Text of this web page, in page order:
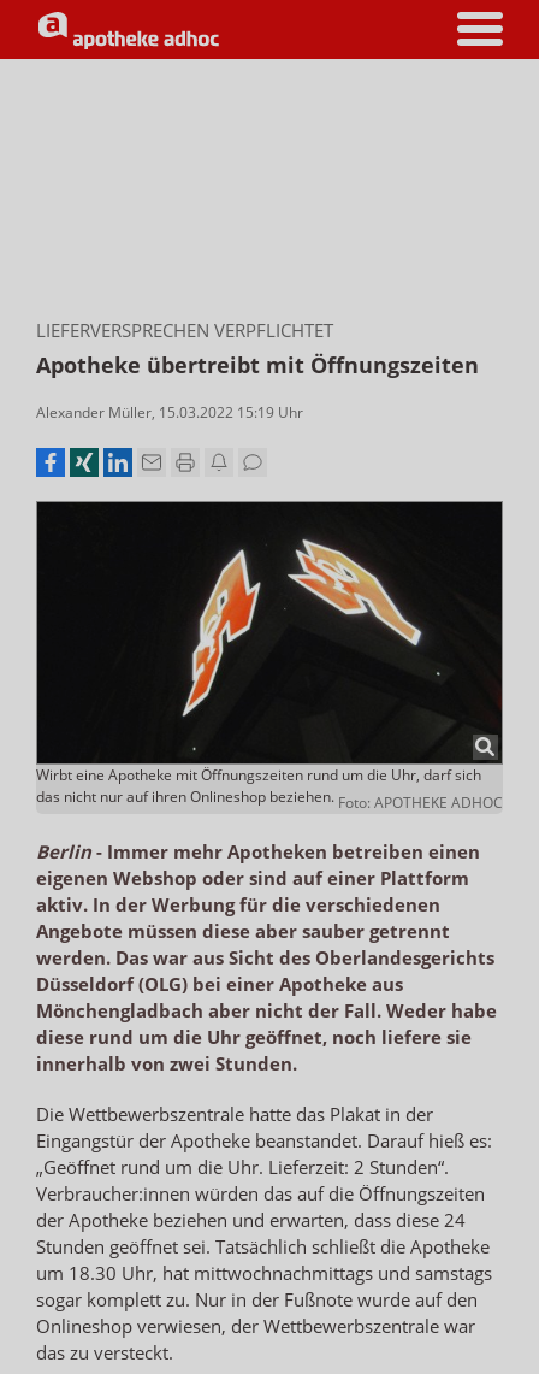
LIEFERVERSPRECHEN VERPFLICHTET
Apotheke übertreibt mit Öffnungszeiten
Alexander Müller, 15.03.2022 15:19 Uhr
Wirbt eine Apotheke mit Öffnungszeiten rund um die Uhr, darf sich
das nicht nur auf ihren Onlineshop beziehen. Foto: APOTHEKE ADHOC
Berlin- Immer mehr Apotheken betreiben einen
eigenen Webshop oder sind auf einer Plattform
aktiv. In der Werbung für die verschiedenen
Angebote müssen diese aber sauber getrennt
werden. Das war aus Sicht des Oberlandesgerichts
Düsseldorf (OLG) bei einer Apotheke aus
Mönchengladbach aber nicht der Fall. Weder habe
diese rund um die Uhr geöffnet, noch liefere sie
innerhalb von zwei Stunden.
Die Wettbewerbszentrale hatte das Plakat in der
Eingangstür der Apotheke beanstandet. Darauf hieß es:
„Geöffnet rund um die Uhr. Lieferzeit: 2 Stunden“.
Verbraucher:innen würden das auf die Öffnungszeiten
der Apotheke beziehen und erwarten, dass diese 24
Stunden geöffnet sei. Tatsächlich schließt die Apotheke
um 18.30 Uhr, hat mittwochnachmittags und samstags
sogar komplett zu. Nur in der Fußnote wurde auf den
Onlineshop verwiesen, der Wettbewerbszentrale war
das zu versteckt.